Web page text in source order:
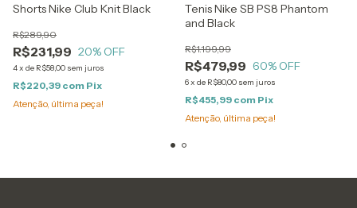
Shorts Nike Club Knit Black
R$231,99
R$289,90
20% OFF
4x de R$58,00 sem juros
R$220,39 com Pix
Atenção, última peça!
Tenis Nike SB PS8 Phantom
and Black
R$479,99
R$1.199,99
60% OFF
6x de R$80,00 sem juros
R$455,99 com Pix
Atenção, última peça!